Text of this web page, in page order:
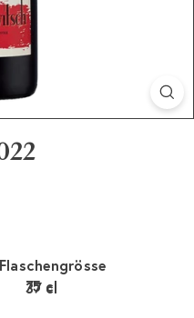
Flaschengrösse
75 cl
37 cl